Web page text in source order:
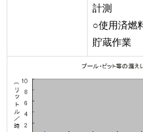
計測
○使用済燃
貯蔵作業